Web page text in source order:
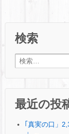
検索
検索:
最近の投
｢真実の口」